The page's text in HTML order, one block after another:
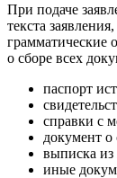
При подаче
текста
грамматические
о сборе всех
паспорт
справки с
документ о
выписка
иные